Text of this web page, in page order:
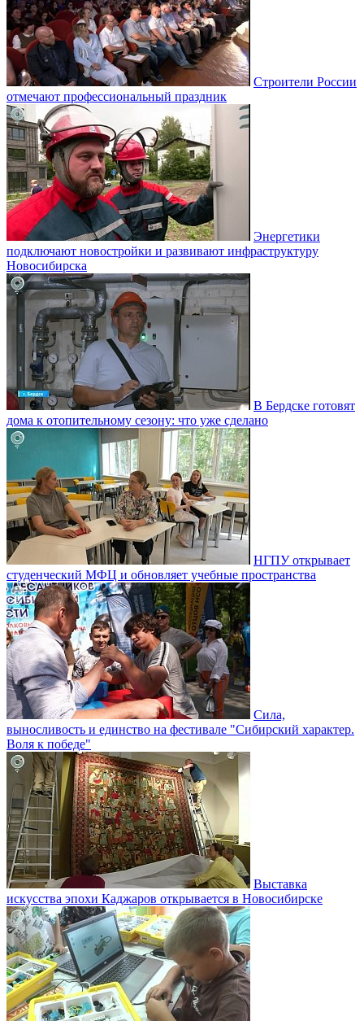
Строители России
отмечают профессиональный праздник
Энергетики
подключают новостройки и развивают инфраструктуру
Новосибирска
В Бердске готовят
дома к отопительному сезону: что уже сделано
НГПУ открывает
студенческий МФЦ и обновляет учебные пространства
Сила,
выносливость и единство на фестивале "Сибирский характер.
Воля к победе"
Выставка
искусства эпохи Каджаров открывается в Новосибирске